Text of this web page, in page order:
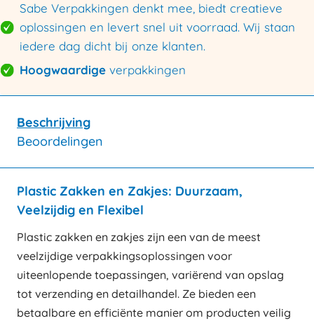
Sabe Verpakkingen denkt mee, biedt creatieve
oplossingen en levert snel uit voorraad. Wij staan
iedere dag dicht bij onze klanten.
Hoogwaardige verpakkingen
Beschrijving
Beoordelingen
Plastic Zakken en Zakjes: Duurzaam,
Veelzijdig en Flexibel
Plastic zakken en zakjes zijn een van de meest
veelzijdige verpakkingsoplossingen voor
uiteenlopende toepassingen, variërend van opslag
tot verzending en detailhandel. Ze bieden een
betaalbare en efficiënte manier om producten veilig